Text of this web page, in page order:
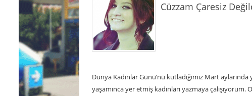
Cüzzam Çaresiz
Dünya Kadınlar Günü’nü kutladığımız Mart
yaşamınca yer etmiş kadınları yazmaya